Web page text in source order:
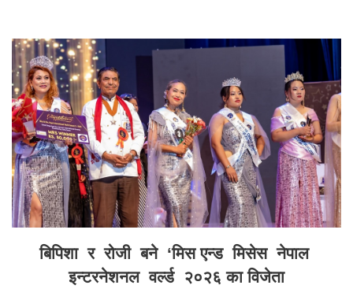
बिपिशा र रोजी बने ‘मिस एन्ड मिसेस नेपाल
इन्टरनेशनल वर्ल्ड २०२६ का विजेता